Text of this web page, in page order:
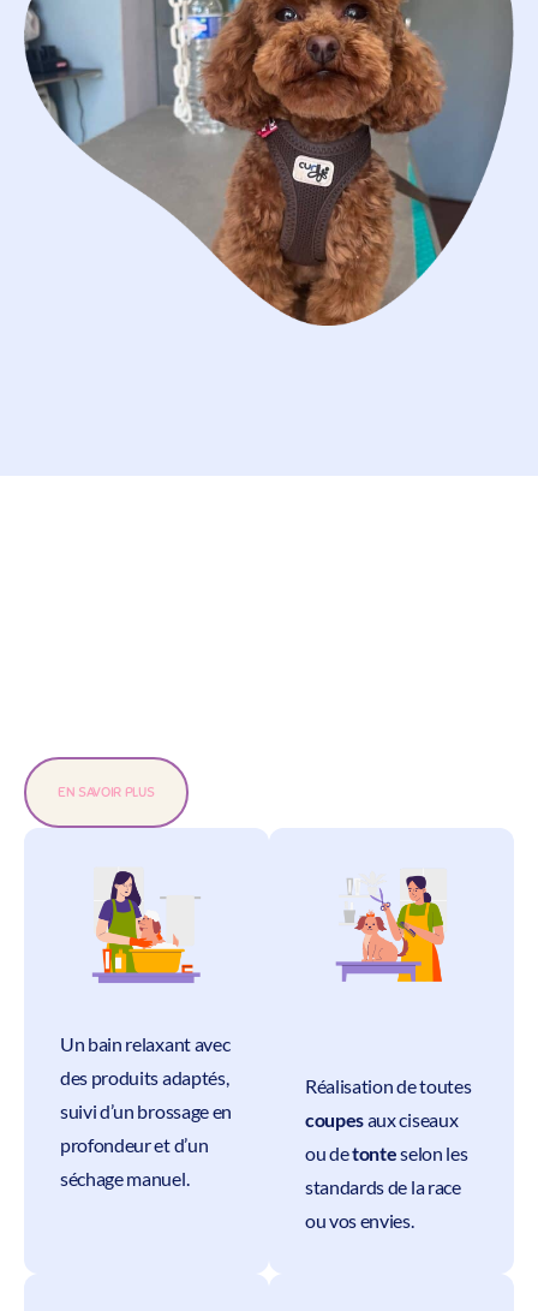
EN SAVOIR PLUS
Un bain relaxant avec
des produits adaptés,
suivi d’un brossage en
profondeur et d’un
séchage manuel.
Réalisation de toutes
coupesaux ciseaux
ou detonteselon les
standards de la race
ou vos envies.